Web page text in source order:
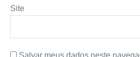
Site
Salvar meus dados neste